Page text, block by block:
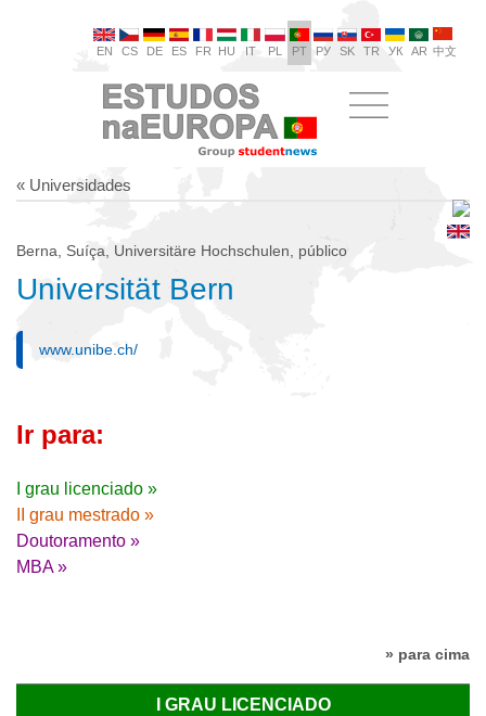
EN CS DE ES FR HU IT PL PT РУ SK TR УК AR 中文
« Universidades
Berna, Suíça, Universitäre Hochschulen, público
Universität Bern
www.unibe.ch/
Ir para:
I grau licenciado »
II grau mestrado »
Doutoramento »
MBA »
» para cima
I GRAU LICENCIADO